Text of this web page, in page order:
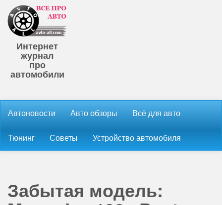
Интернет
журнал
про
автомобили
Автоновости Авто обзоры Всё для авто
Тюнинг Советы Устройство автомобиля
Забытая модель: